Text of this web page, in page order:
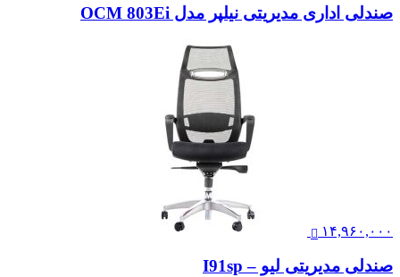
صندلی اداری مدیریتی نیلپر مدل OCM 803Ei
۱۴,۹۶۰,۰۰۰
صندلی مدیریتی لیو – I91sp